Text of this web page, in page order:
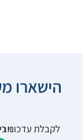
הישארו
לקבלת